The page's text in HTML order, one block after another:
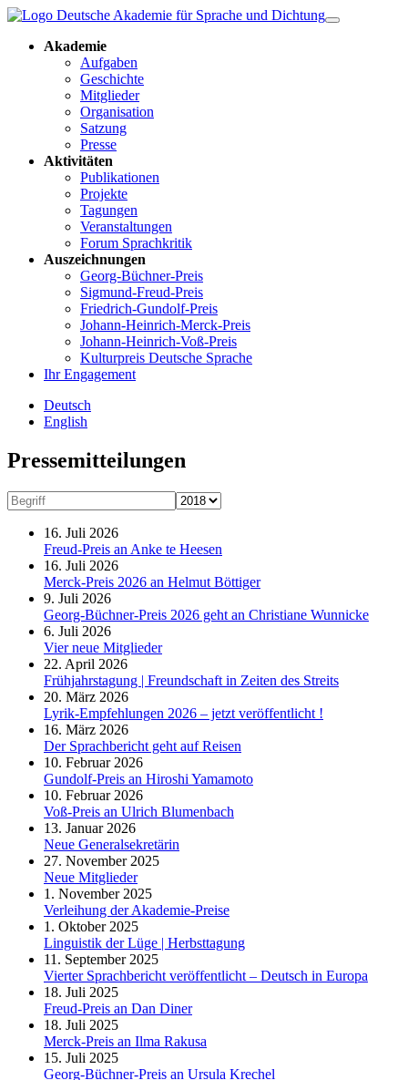
Akademie
Aufgaben
Geschichte
Mitglieder
Organisation
Satzung
Presse
Aktivitäten
Publikationen
Projekte
Tagungen
Veranstaltungen
Forum Sprachkritik
Auszeichnungen
Georg-Büchner-Preis
Sigmund-Freud-Preis
Friedrich-Gundolf-Preis
Johann-Heinrich-Merck-Preis
Johann-Heinrich-Voß-Preis
Kulturpreis Deutsche Sprache
Ihr Engagement
Deutsch
English
Presse­mitteilungen
16. Juli 2026
Freud-Preis an Anke te Heesen
16. Juli 2026
Merck-Preis 2026 an Helmut Böttiger
9. Juli 2026
Georg-Büchner-Preis 2026 geht an Christiane Wunnicke
6. Juli 2026
Vier neue Mitglieder
22. April 2026
Frühjahrstagung | Freundschaft in Zeiten des Streits
20. März 2026
Lyrik-Empfehlungen 2026 – jetzt veröffentlicht !
16. März 2026
Der Sprachbericht geht auf Reisen
10. Februar 2026
Gundolf-Preis an Hiroshi Yamamoto
10. Februar 2026
Voß-Preis an Ulrich Blumenbach
13. Januar 2026
Neue Generalsekretärin
27. November 2025
Neue Mitglieder
1. November 2025
Verleihung der Akademie-Preise
1. Oktober 2025
Linguistik der Lüge | Herbsttagung
11. September 2025
Vierter Sprachbericht veröffentlicht – Deutsch in Europa
18. Juli 2025
Freud-Preis an Dan Diner
18. Juli 2025
Merck-Preis an Ilma Rakusa
15. Juli 2025
Georg-Büchner-Preis an Ursula Krechel